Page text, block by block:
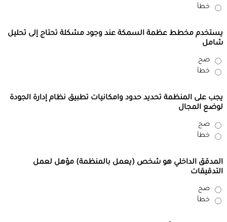
خطأ
يستخدم مخطط عظمة السمكة عند وجود مشكلة تحتاج إلى تحليل
شامل
صح
خطأ
يجب على المنظمة تحديد حدود وامكانيات تطبيق نظام إدارة الجودة
لوضع المجال
صح
خطأ
المدقق الداخلي هو شخص (يعمل بالمنظمة) مؤهل لعمل
التدقيقات
صح
خطأ